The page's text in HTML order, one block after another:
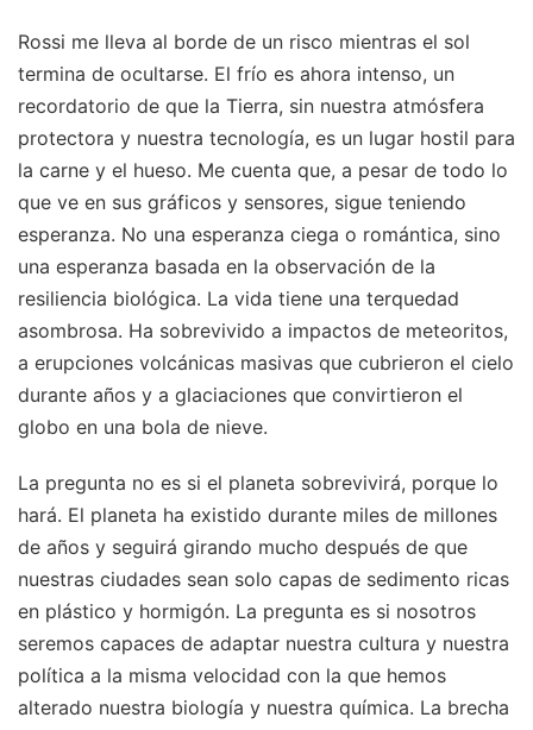
Rossi me lleva al borde de un risco mientras el sol
termina de ocultarse. El frío es ahora intenso, un
recordatorio de que la Tierra, sin nuestra atmósfera
protectora y nuestra tecnología, es un lugar hostil para
la carne y el hueso. Me cuenta que, a pesar de todo lo
que ve en sus gráficos y sensores, sigue teniendo
esperanza. No una esperanza ciega o romántica, sino
una esperanza basada en la observación de la
resiliencia biológica. La vida tiene una terquedad
asombrosa. Ha sobrevivido a impactos de meteoritos,
a erupciones volcánicas masivas que cubrieron el cielo
durante años y a glaciaciones que convirtieron el
globo en una bola de nieve.
La pregunta no es si el planeta sobrevivirá, porque lo
hará. El planeta ha existido durante miles de millones
de años y seguirá girando mucho después de que
nuestras ciudades sean solo capas de sedimento ricas
en plástico y hormigón. La pregunta es si nosotros
seremos capaces de adaptar nuestra cultura y nuestra
política a la misma velocidad con la que hemos
alterado nuestra biología y nuestra química. La brecha